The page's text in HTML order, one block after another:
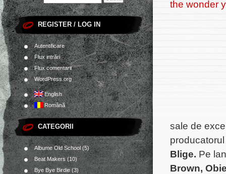
REGISTER / LOG IN
Autentificare
Flux intrări
Flux comentarii
WordPress.org
English
Română
CATEGORII
Albume Old School(5)
Beat Makers(10)
Bye Bye Birdie(3)
sale de
Blige. Pe
Brown,